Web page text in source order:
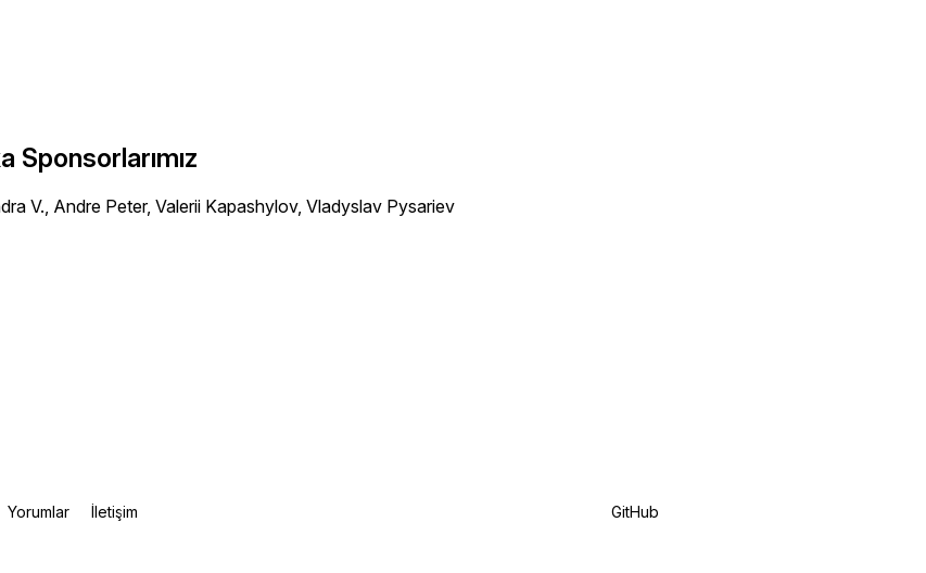
Sponsorlarımız
V., Andre Peter, Valerii Kapashylov, Vladyslav Pysariev
Yorumlar İletişim GitHub